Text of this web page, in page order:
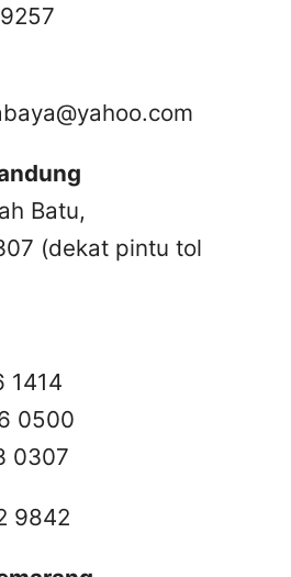
Batu,
(dekat pintu tol
1414
0500
0307
9842